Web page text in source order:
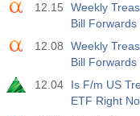
17:00
Baker Hughes
États-Unis
Act
19:00
Crédit à la
m/m
12.15
Weekly
Bill Forwards
12.08
Weekly
Bill Forwards
12.04
Is F/m US
ETF Right